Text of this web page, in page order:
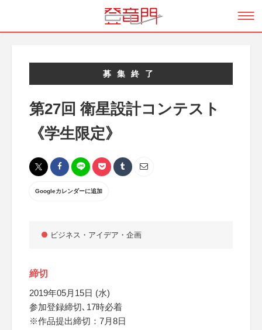
募集終了
第27回 衛星設計コンテスト
《学生限定》
Googleカレンダーに追加
ビジネス・アイデア・企画
締切
2019年05月15日 (水)
参加登録締切､17時必着
※作品提出締切：7月8日